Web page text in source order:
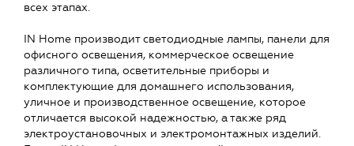
всех этапах.
IN Home производит светодиодные лампы, панели для
офисного освещения, коммерческое освещение
различного типа, осветительные приборы и
комплектующие для домашнего использования,
уличное и производственное освещение, которое
отличается высокой надежностью, а также ряд
электроустановочных и электромонтажных изделий.